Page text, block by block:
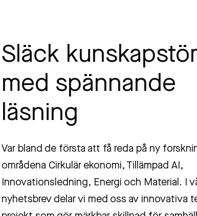
Släck
med spännande
läsning
Var bland de första att få reda på ny
områdena Cirkulär ekonomi, Tillämpad AI,
Innovationsledning, Energi och Material. I
nyhetsbrev delar vi med oss av innovativa